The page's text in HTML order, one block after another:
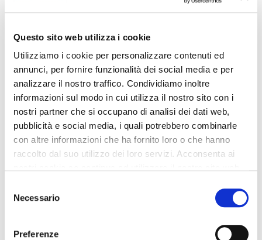
Questo sito web utilizza i cookie
Utilizziamo i cookie per personalizzare contenuti ed
annunci, per fornire funzionalità dei social media e per
analizzare il nostro traffico. Condividiamo inoltre
informazioni sul modo in cui utilizza il nostro sito con i
nostri partner che si occupano di analisi dei dati web,
pubblicità e social media, i quali potrebbero combinarle
con altre informazioni che ha fornito loro o che hanno
raccolto dal suo utilizzo dei loro servizi. Acconsenta ai
delNecessario
Preferenze